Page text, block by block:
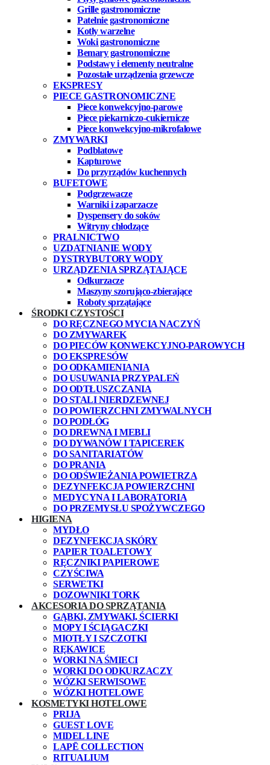
Grille gastronomiczne
Patelnie gastronomiczne
Kotły warzelne
Woki gastronomiczne
Bemary gastronomiczne
Podstawy i elementy neutralne
Pozostałe urządzenia grzewcze
EKSPRESY
PIECE GASTRONOMICZNE
Piece konwekcyjno-parowe
Piece piekarniczo-cukiernicze
Piece konwekcyjno-mikrofalowe
ZMYWARKI
Podblatowe
Kapturowe
Do przyrządów kuchennych
BUFETOWE
Podgrzewacze
Warniki i zaparzacze
Dyspensery do soków
Witryny chłodzące
PRALNICTWO
UZDATNIANIE WODY
DYSTRYBUTORY WODY
URZĄDZENIA SPRZĄTAJĄCE
Odkurzacze
Maszyny szorująco-zbierające
Roboty sprzątające
ŚRODKI CZYSTOŚCI
DO RĘCZNEGO MYCIA NACZYŃ
DO ZMYWAREK
DO PIECÓW KONWEKCYJNO-PAROWYCH
DO EKSPRESÓW
DO ODKAMIENIANIA
DO USUWANIA PRZYPALEŃ
DO ODTŁUSZCZANIA
DO STALI NIERDZEWNEJ
DO POWIERZCHNI ZMYWALNYCH
DO PODŁÓG
DO DREWNA I MEBLI
DO DYWANÓW I TAPICEREK
DO SANITARIATÓW
DO PRANIA
DO ODŚWIEŻANIA POWIETRZA
DEZYNFEKCJA POWIERZCHNI
MEDYCYNA I LABORATORIA
DO PRZEMYSŁU SPOŻYWCZEGO
HIGIENA
MYDŁO
DEZYNFEKCJA SKÓRY
PAPIER TOALETOWY
RĘCZNIKI PAPIEROWE
CZYŚCIWA
SERWETKI
DOZOWNIKI TORK
AKCESORIA DO SPRZĄTANIA
GĄBKI, ZMYWAKI, ŚCIERKI
MOPY I ŚCIĄGACZKI
MIOTŁY I SZCZOTKI
RĘKAWICE
WORKI NA ŚMIECI
WORKI DO ODKURZACZY
WÓZKI SERWISOWE
WÓZKI HOTELOWE
KOSMETYKI HOTELOWE
PRIJA
GUEST LOVE
MIDEL LINE
LAPĒ COLLECTION
RITUALIUM